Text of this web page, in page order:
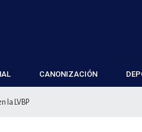
CANONIZACIÓN
la LVBP